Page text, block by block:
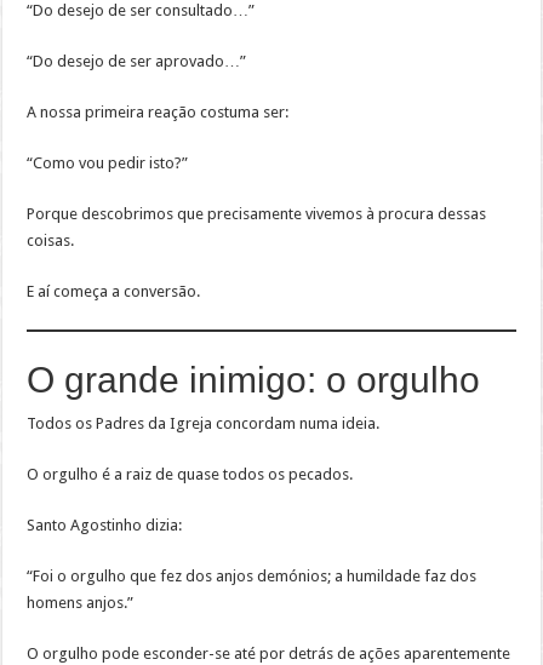
“Do desejo de ser consultado…”
“Do desejo de ser aprovado…”
A nossa primeira reação costuma ser:
“Como vou pedir isto?”
Porque descobrimos que precisamente vivemos à procura dessas
coisas.
E aí começa a conversão.
O grande inimigo: o orgulho
Todos os Padres da Igreja concordam numa ideia.
O orgulho é a raiz de quase todos os pecados.
Santo Agostinho dizia:
“Foi o orgulho que fez dos anjos demónios; a humildade faz dos
homens anjos.”
O orgulho pode esconder-se até por detrás de ações aparentemente